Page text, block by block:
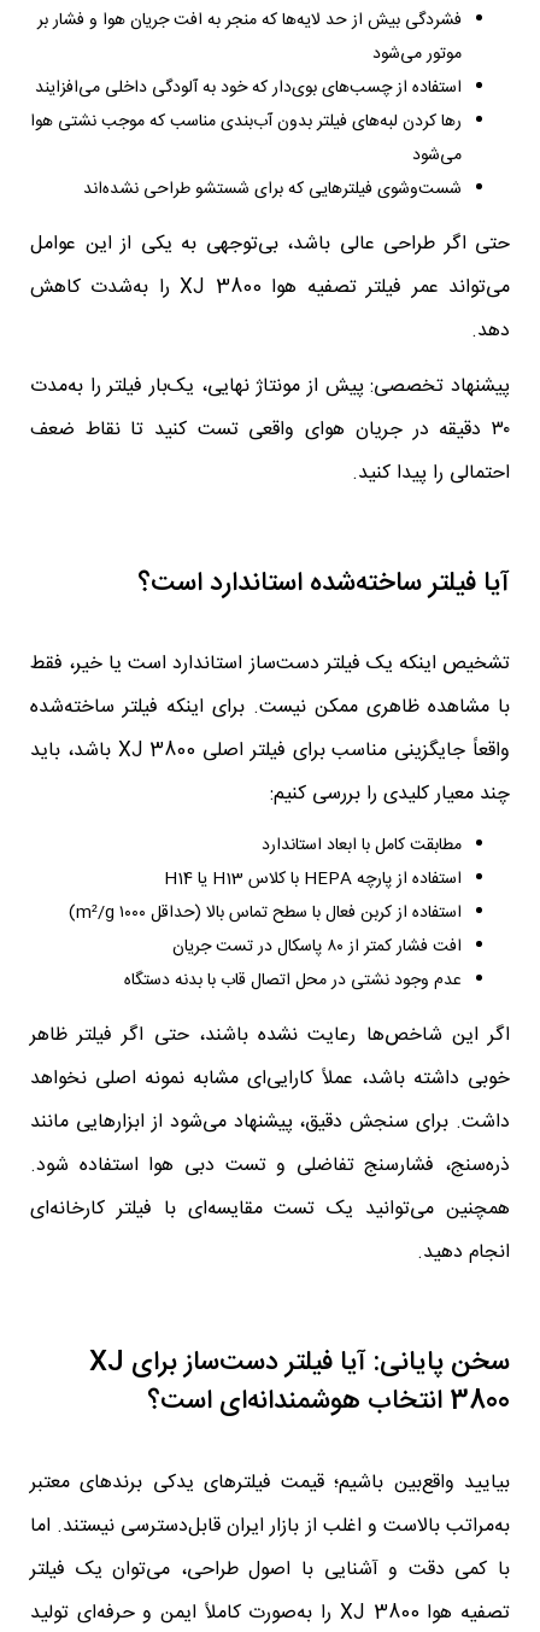
فشردگی بیش از حد لایه‌ها که منجر به افت جریان هوا و فشار بر
موتور می‌شود
استفاده از چسب‌های بوی‌دار که خود به آلودگی داخلی می‌افزایند
رها کردن لبه‌های فیلتر بدون آب‌بندی مناسب که موجب نشتی هوا
می‌شود
شست‌وشوی فیلترهایی که برای شستشو طراحی نشده‌اند
حتی اگر طراحی عالی باشد، بی‌توجهی به یکی از این عوامل
می‌تواند عمر فیلتر تصفیه هوا XJ 3800 را به‌شدت کاهش
دهد.
پیشنهاد تخصصی: پیش از مونتاژ نهایی، یک‌بار فیلتر را به‌مدت
۳۰ دقیقه در جریان هوای واقعی تست کنید تا نقاط ضعف
احتمالی را پیدا کنید.
آیا فیلتر ساخته‌شده استاندارد است؟
تشخیص اینکه یک فیلتر دست‌ساز استاندارد است یا خیر، فقط
با مشاهده ظاهری ممکن نیست. برای اینکه فیلتر ساخته‌شده
واقعاً جایگزینی مناسب برای فیلتر اصلی XJ 3800 باشد، باید
چند معیار کلیدی را بررسی کنیم:
مطابقت کامل با ابعاد استاندارد
استفاده از پارچه HEPA با کلاس H13 یا H14
استفاده از کربن فعال با سطح تماس بالا (حداقل ۱۰۰۰ m²/g)
افت فشار کمتر از ۸۰ پاسکال در تست جریان
عدم وجود نشتی در محل اتصال قاب با بدنه دستگاه
اگر این شاخص‌ها رعایت نشده باشند، حتی اگر فیلتر ظاهر
خوبی داشته باشد، عملاً کارایی‌ای مشابه نمونه اصلی نخواهد
داشت. برای سنجش دقیق، پیشنهاد می‌شود از ابزارهایی مانند
ذره‌سنج، فشارسنج تفاضلی و تست دبی هوا استفاده شود.
همچنین می‌توانید یک تست مقایسه‌ای با فیلتر کارخانه‌ای
انجام دهید.
سخن پایانی: آیا فیلتر دست‌ساز برای XJ
3800 انتخاب هوشمندانه‌ای است؟
بیایید واقع‌بین باشیم؛ قیمت فیلترهای یدکی برندهای معتبر
به‌مراتب بالاست و اغلب از بازار ایران قابل‌دسترسی نیستند. اما
با کمی دقت و آشنایی با اصول طراحی، می‌توان یک فیلتر
تصفیه هوا XJ 3800 را به‌صورت کاملاً ایمن و حرفه‌ای تولید